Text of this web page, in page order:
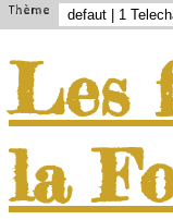
Thème
Les
la